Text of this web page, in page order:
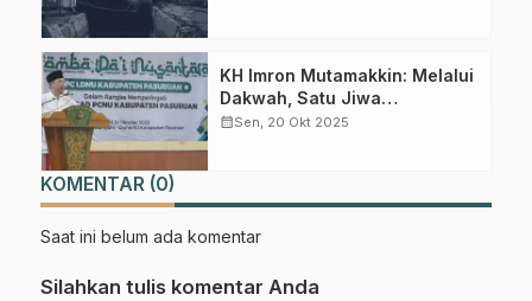
KH Imron Mutamakkin: Melalui
Dakwah, Satu Jiwa
Terselamatkan Lebih
calendar_monthSen, 20 Okt 2025
KOMENTAR (0)
Saat ini belum ada komentar
Silahkan tulis komentar Anda